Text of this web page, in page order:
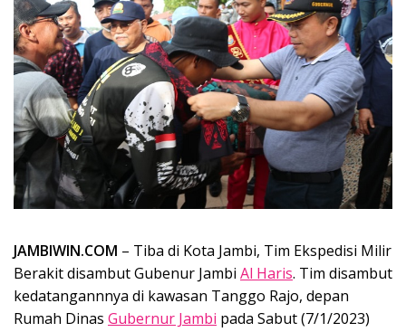
JAMBIWIN.COM – Tiba di Kota Jambi, Tim Ekspedisi Milir
Berakit disambut Gubenur Jambi Al Haris. Tim disambut
kedatangannnya di kawasan Tanggo Rajo, depan
Rumah Dinas Gubernur Jambi pada Sabut (7/1/2023)